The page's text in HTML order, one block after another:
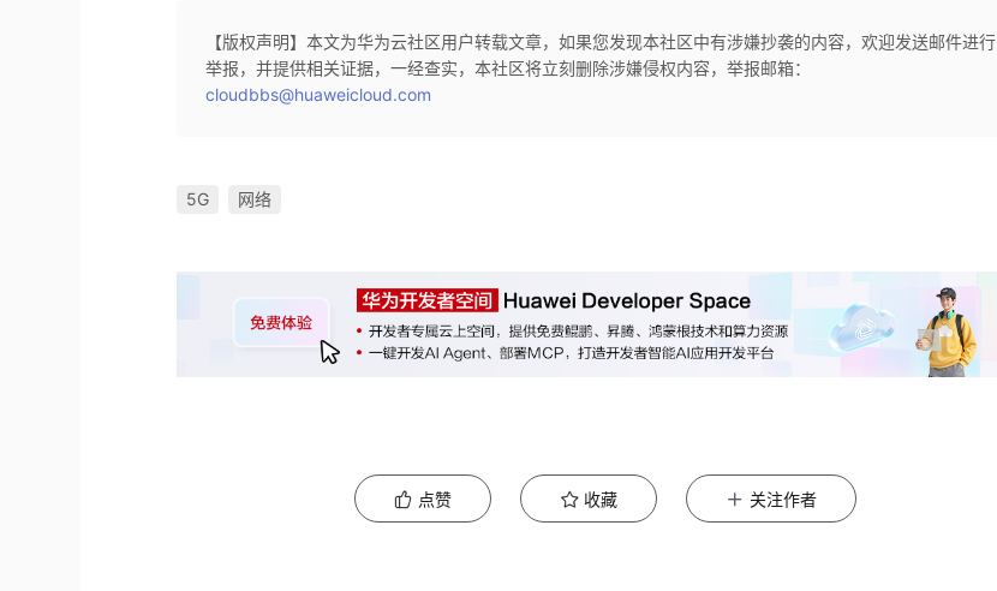
【版权声明】本文为华为云社区用户转载文章，如果您发现本社区中有涉嫌抄袭的内容，欢迎发送邮件进行
举报，并提供相关证据，一经查实，本社区将立刻删除涉嫌侵权内容，举报邮箱：
cloudbbs@huaweicloud.com
5G 网络
点赞 收藏 关注作者